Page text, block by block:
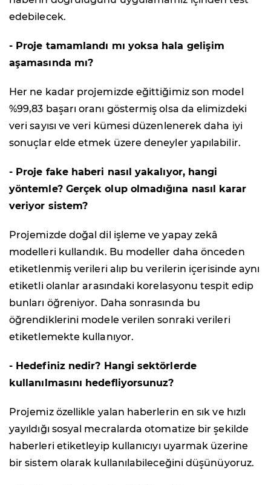
edebilecek.
- Proje tamamlandı mı yoksa hala gelişim
aşamasında mı?
Her ne kadar projemizde eğittiğimiz son model
%99,83 başarı oranı göstermiş olsa da elimizdeki
veri sayısı ve veri kümesi düzenlenerek daha iyi
sonuçlar elde etmek üzere deneyler yapılabilir.
- Proje fake haberi nasıl yakalıyor, hangi
yöntemle? Gerçek olup olmadığına nasıl karar
veriyor sistem?
Projemizde doğal dil işleme ve yapay zekâ
modelleri kullandık. Bu modeller daha önceden
etiketlenmiş verileri alıp bu verilerin içerisinde aynı
etiketli olanlar arasındaki korelasyonu tespit edip
bunları öğreniyor. Daha sonrasında bu
öğrendiklerini modele verilen sonraki verileri
etiketlemekte kullanıyor.
- Hedefiniz nedir? Hangi sektörlerde
kullanılmasını hedefliyorsunuz?
Projemiz özellikle yalan haberlerin en sık ve hızlı
yayıldığı sosyal mecralarda otomatize bir şekilde
haberleri etiketleyip kullanıcıyı uyarmak üzerine
bir sistem olarak kullanılabileceğini düşünüyoruz.